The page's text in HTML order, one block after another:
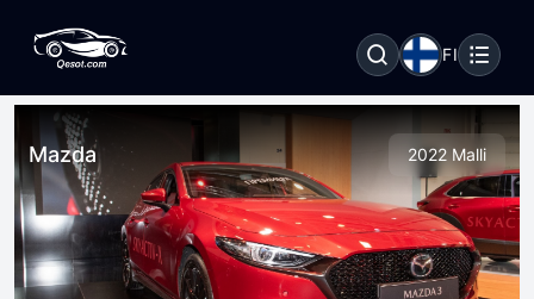
FI
Mazda 2022 Malli